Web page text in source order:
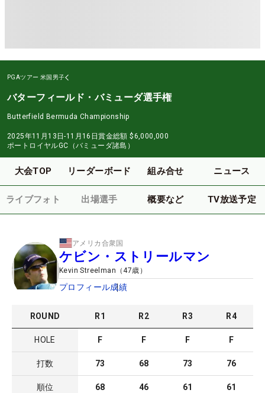
PGAツアー 米国男子
バターフィールド・バミューダ選手権
Butterfield Bermuda Championship
2025年11月13日-11月16日賞金総額 $6,000,000
ポートロイヤルGC（バミューダ諸島）
大会TOP リーダーボード 組み合せ ニュース
ライブフォト 出場選手 概要など TV放送予定
アメリカ合衆国
ケビン・ストリールマン
Kevin Streelman （ 47歳）
プロフィール成績
ROUND R1 R2 R3 R4
HOLE F F F F
打数 73 68 73 76
順位 68 46 61 61